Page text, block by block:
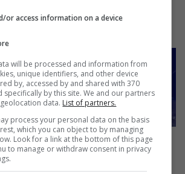
nga
pas disa
të
E dhimbshme, 38-vjeçari nga
Kosova humb jetën në një
or access information on a device
will be processed and information from
unique identifiers, and other device
by, accessed by and shared with 370
specifically by this site. We and our partners
data. List of partners.
process your personal data on the basis
which you can object to by managing
Look for a link at the bottom of this page
to manage or withdraw consent in privacy